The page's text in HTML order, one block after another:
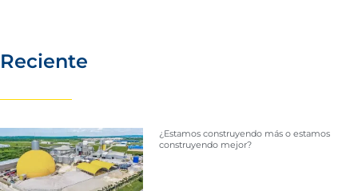
Reciente
¿Estamos construyendo más o estamos
construyendo mejor?